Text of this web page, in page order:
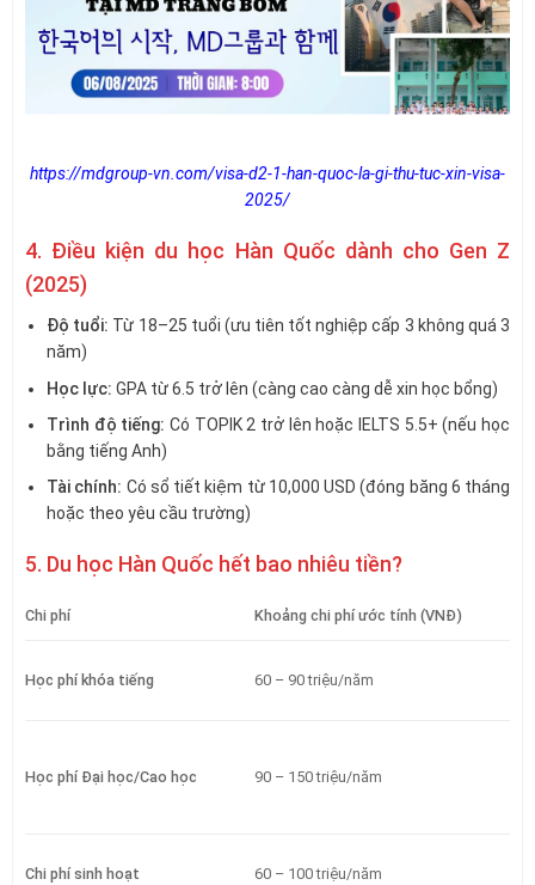
https://mdgroup-vn.com/visa-d2-1-han-quoc-la-gi-thu-tuc-xin-visa-
2025/
4. Điều kiện du học Hàn Quốc dành cho Gen Z
(2025)
Độ tuổi: Từ 18–25 tuổi (ưu tiên tốt nghiệp cấp 3 không quá 3
năm)
Học lực: GPA từ 6.5 trở lên (càng cao càng dễ xin học bổng)
Trình độ tiếng: Có TOPIK 2 trở lên hoặc IELTS 5.5+ (nếu học
bằng tiếng Anh)
Tài chính: Có sổ tiết kiệm từ 10,000 USD (đóng băng 6 tháng
hoặc theo yêu cầu trường)
5. Du học Hàn Quốc hết bao nhiêu tiền?
Chi phí Khoảng chi phí ước tính (VNĐ)
Học phí khóa tiếng 60 – 90 triệu/năm
Học phí Đại học/Cao học 90 – 150 triệu/năm
Chi phí sinh hoạt 60 – 100 triệu/năm